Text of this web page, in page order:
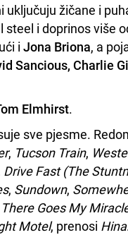
uključuju žičane i
steel i doprinos više
i Jona Briona, a
Sancious, Charlie
Elmhirst.
sve pjesme.
, Tucson Train,
Drive Fast (The
, Sundown,
There Goes My
Motel, prenosi Hina